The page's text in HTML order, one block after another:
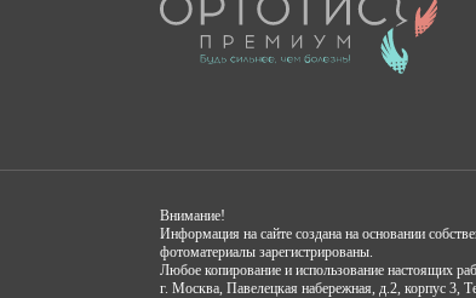
Внимание!
Информация на сайте создана на основании
фотоматериалы зарегистрированы.
Любое копирование и использование настоящих
г. Москва, Павелецкая набережная, д.2, корпус 3,